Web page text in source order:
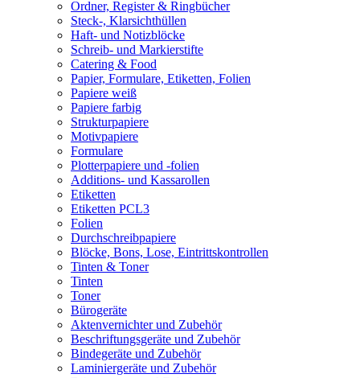
Ordner, Register & Ringbücher
Steck-, Klarsichthüllen
Haft- und Notizblöcke
Schreib- und Markierstifte
Catering & Food
Papier, Formulare, Etiketten, Folien
Papiere weiß
Papiere farbig
Strukturpapiere
Motivpapiere
Formulare
Plotterpapiere und -folien
Additions- und Kassarollen
Etiketten
Etiketten PCL3
Folien
Durchschreibpapiere
Blöcke, Bons, Lose, Eintrittskontrollen
Tinten & Toner
Tinten
Toner
Bürogeräte
Aktenvernichter und Zubehör
Beschriftungsgeräte und Zubehör
Bindegeräte und Zubehör
Laminiergeräte und Zubehör